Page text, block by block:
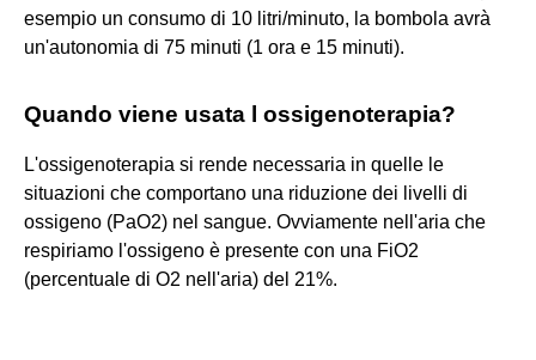
esempio un consumo di 10 litri/minuto, la bombola avrà
un'autonomia di 75 minuti (1 ora e 15 minuti).
Quando viene usata l ossigenoterapia?
L'ossigenoterapia si rende necessaria in quelle le
situazioni che comportano una riduzione dei livelli di
ossigeno (PaO2) nel sangue. Ovviamente nell'aria che
respiriamo l'ossigeno è presente con una FiO2
(percentuale di O2 nell'aria) del 21%.